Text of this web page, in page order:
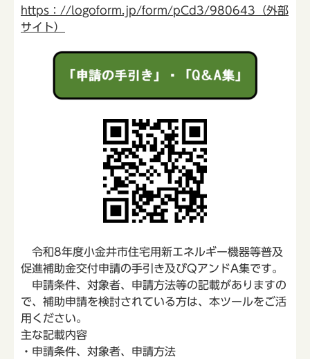
https：//logoform.jp/form/pCd3/980643（外部
サイト）
令和8年度小金井市住宅用新エネルギー機器等普及
促進補助金交付申請の手引き及びQアンドA集です。
申請条件、対象者、申請方法等の記載がありますの
で、補助申請を検討されている方は、本ツールをご活
用ください。
主な記載内容
・申請条件、対象者、申請方法